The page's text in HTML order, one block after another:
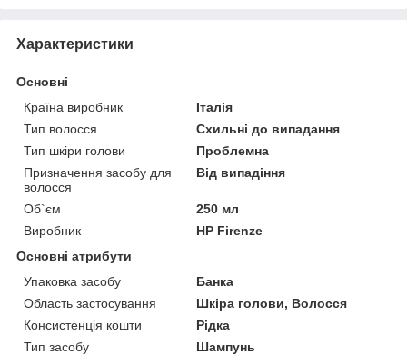
Характеристики
Основні
Країна виробник
Італія
Тип волосся
Схильні до випадання
Тип шкіри голови
Проблемна
Призначення засобу для
волосся
Від випадіння
Об`єм
250 мл
Виробник
HP Firenze
Основні атрибути
Упаковка засобу
Банка
Область застосування
Шкіра голови, Волосся
Консистенція кошти
Рідка
Тип засобу
Шампунь